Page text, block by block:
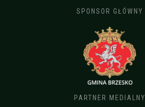
SPONSOR GŁÓWNY
PARTNER MEDIALNY